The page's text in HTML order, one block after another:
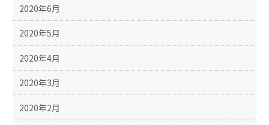
2020年6月
2020年5月
2020年4月
2020年3月
2020年2月